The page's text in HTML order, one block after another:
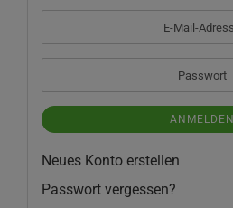
Mail-
Adresse
Passwort
ANMELDEN
Neues Konto erstellen
Passwort vergessen?